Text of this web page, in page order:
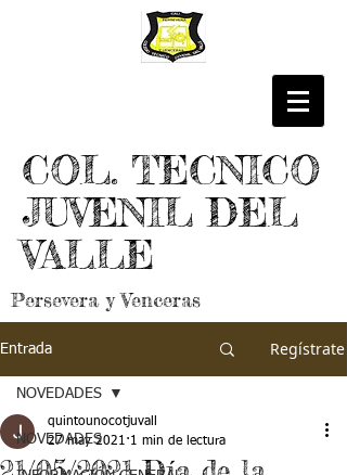
COL. TECNICO
JUVENIL DEL
VALLE
Persevera y Venceras
Entrada Regístrate
NOVEDADES
NOVEDADES
quintounocotjuvall
27 may 2021 1 min de lectura